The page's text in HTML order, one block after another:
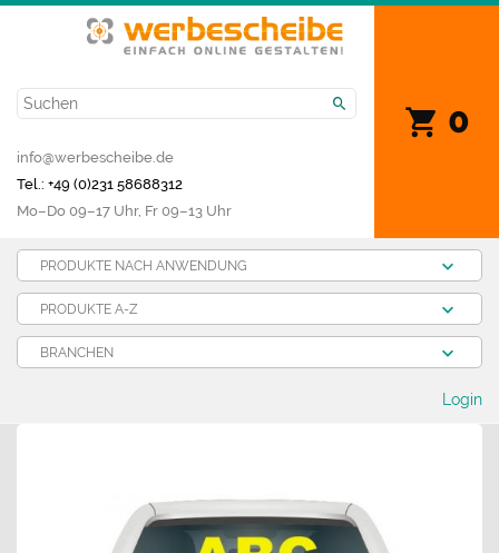
0
info@werbescheibe.de
Tel.: +49 (0)231 58688312
Mo­–Do 09–17 Uhr, Fr 09–13 Uhr
PRODUKTE NACH ANWENDUNG
PRODUKTE A-Z
BRANCHEN
Login